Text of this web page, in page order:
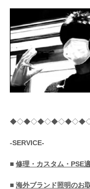
-SERVICE-
■ 修理・カスタム・PSE
■ 海外ブランド照明のお